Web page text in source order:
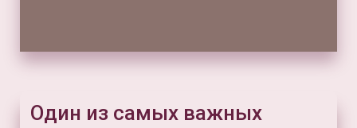
Один из самых важных